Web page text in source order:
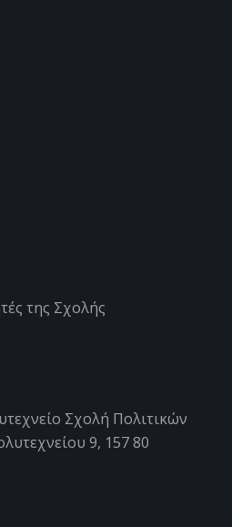
της Σχολής
Σχολή Πολιτικών
9, 157 80